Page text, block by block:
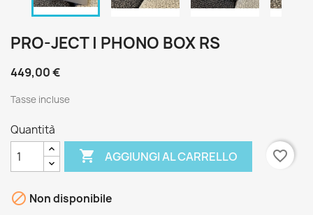
PRO-JECT | PHONO BOX RS
449,00 €
Tasse incluse
Quantità
 AGGIUNGI AL CARRELLO favorite_border
 Non disponibile